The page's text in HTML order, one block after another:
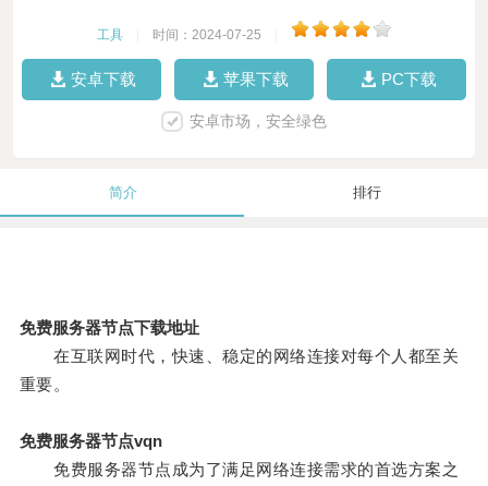
工具 时间：2024-07-25
安卓下载 苹果下载 PC下载
安卓市场，安全绿色
简介 排行
免费服务器节点下载地址
在互联网时代，快速、稳定的网络连接对每个人都至关
重要。
免费服务器节点vqn
免费服务器节点成为了满足网络连接需求的首选方案之